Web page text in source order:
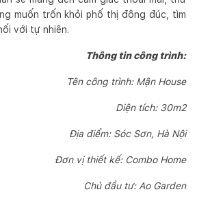
muốn trốn khỏi phố thị đông đúc, tìm
với tự nhiên.
Thông tin công trình:
Tên công trình: Mận House
Diện tích: 30m2
Địa điểm: Sóc Sơn, Hà Nội
Đơn vị thiết kế: Combo Home
Chủ đầu tư: Ao Garden